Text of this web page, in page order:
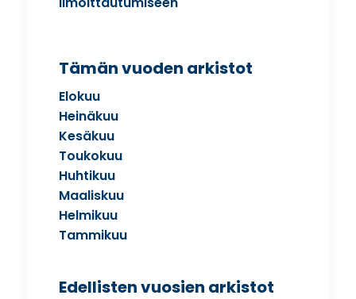
Tämän vuoden arkistot
Elokuu
Heinäkuu
Kesäkuu
Toukokuu
Huhtikuu
Maaliskuu
Helmikuu
Tammikuu
Edellisten vuosien arkistot